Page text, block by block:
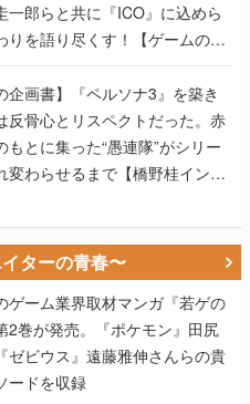
一郎らと共に『ICO』に込めら
りを語り尽くす！【ゲームの企
企画書】『ペルソナ3』を築き
反骨心とリスペクトだった。赤
もとに集った“愚連隊”がシリー
変わらせるまで【橋野桂インタ
ターの青春〜
ゲーム業界取材マンガ『若ゲの
2巻が発売。『ポケモン』田尻
ゼビウス』遠藤雅伸さんらの貴
ードを収録